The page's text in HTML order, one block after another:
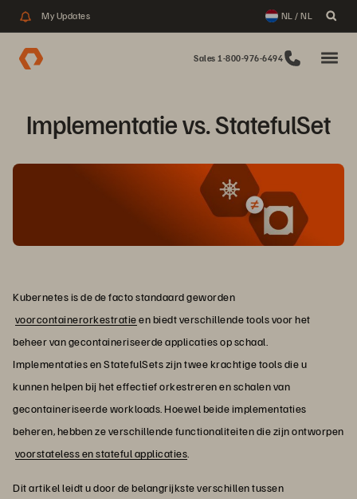
My Updates NL / NL
Sales 1-800-976-6494
Implementatie vs. StatefulSet
Kubernetes is de de facto standaard geworden
voorcontainerorkestratieen biedt verschillende tools voor het
beheer van gecontaineriseerde applicaties op schaal.
Implementaties en StatefulSets zijn twee krachtige tools die u
kunnen helpen bij het effectief orkestreren en schalen van
gecontaineriseerde workloads. Hoewel beide implementaties
beheren, hebben ze verschillende functionaliteiten die zijn ontworpen
voorstateless en stateful applicaties.
Dit artikel leidt u door de belangrijkste verschillen tussen